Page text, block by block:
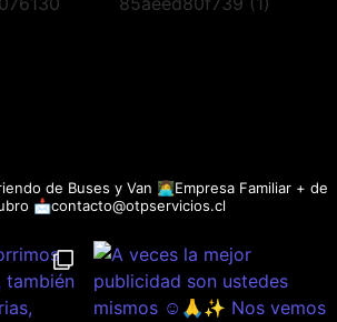
de Buses y Van 👩‍💻Empresa Familiar + de
📩contacto@otpservicios.cl